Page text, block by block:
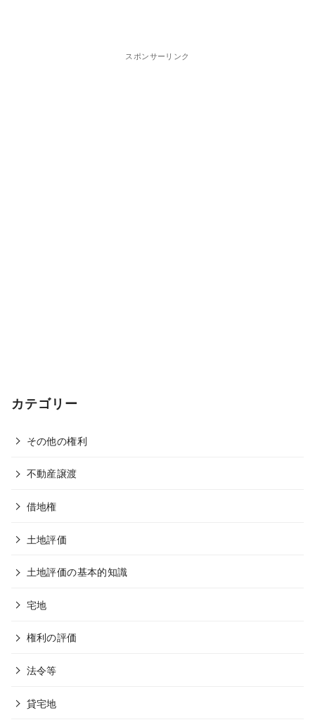
スポンサーリンク
カテゴリー
その他の権利
不動産譲渡
借地権
土地評価
土地評価の基本的知識
宅地
権利の評価
法令等
貸宅地